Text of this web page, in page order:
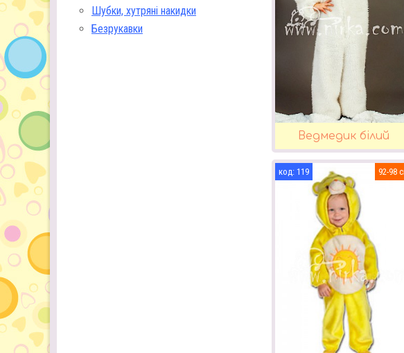
Шубки, хутряні накидки
Безрукавки
Ведмедик білий
119 92-98